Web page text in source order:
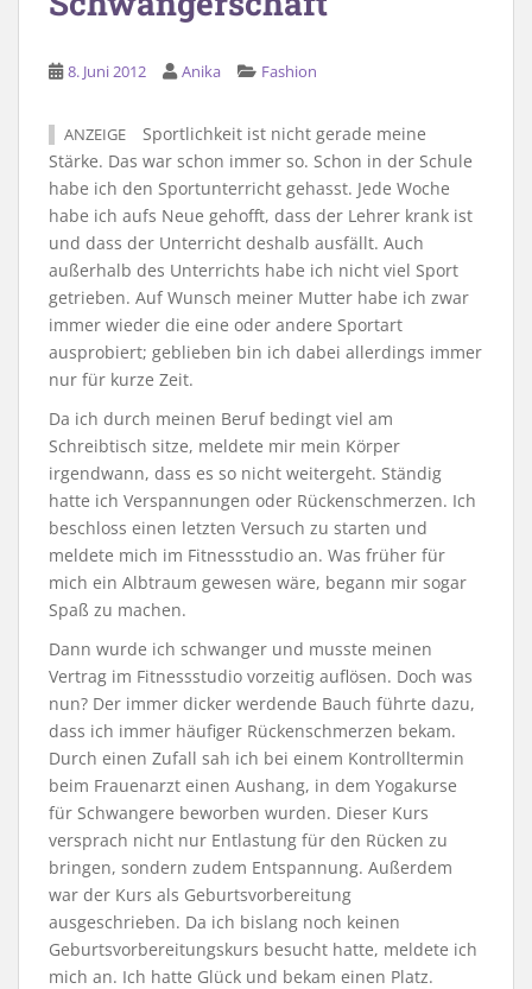
8. Juni 2012 Anika Fashion
ANZEIGE
Sportlichkeit ist nicht gerade meine
Stärke. Das war schon immer so. Schon in der Schule
habe ich den Sportunterricht gehasst. Jede Woche
habe ich aufs Neue gehofft, dass der Lehrer krank ist
und dass der Unterricht deshalb ausfällt. Auch
außerhalb des Unterrichts habe ich nicht viel Sport
getrieben. Auf Wunsch meiner Mutter habe ich zwar
immer wieder die eine oder andere Sportart
ausprobiert; geblieben bin ich dabei allerdings immer
nur für kurze Zeit.
Da ich durch meinen Beruf bedingt viel am
Schreibtisch sitze, meldete mir mein Körper
irgendwann, dass es so nicht weitergeht. Ständig
hatte ich Verspannungen oder Rückenschmerzen. Ich
beschloss einen letzten Versuch zu starten und
meldete mich im Fitnessstudio an. Was früher für
mich ein Albtraum gewesen wäre, begann mir sogar
Spaß zu machen.
Dann wurde ich schwanger und musste meinen
Vertrag im Fitnessstudio vorzeitig auflösen. Doch was
nun? Der immer dicker werdende Bauch führte dazu,
dass ich immer häufiger Rückenschmerzen bekam.
Durch einen Zufall sah ich bei einem Kontrolltermin
beim Frauenarzt einen Aushang, in dem Yogakurse
für Schwangere beworben wurden. Dieser Kurs
versprach nicht nur Entlastung für den Rücken zu
bringen, sondern zudem Entspannung. Außerdem
war der Kurs als Geburtsvorbereitung
ausgeschrieben. Da ich bislang noch keinen
Geburtsvorbereitungskurs besucht hatte, meldete ich
mich an. Ich hatte Glück und bekam einen Platz.